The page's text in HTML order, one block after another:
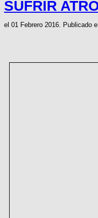
SUFRIR
el 01 Febrero 2016. Publicado